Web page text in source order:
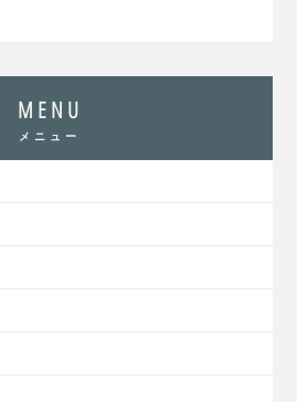
MENU
メニュー